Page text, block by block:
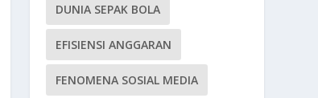
DUNIA SEPAK BOLA
EFISIENSI ANGGARAN
FENOMENA SOSIAL MEDIA